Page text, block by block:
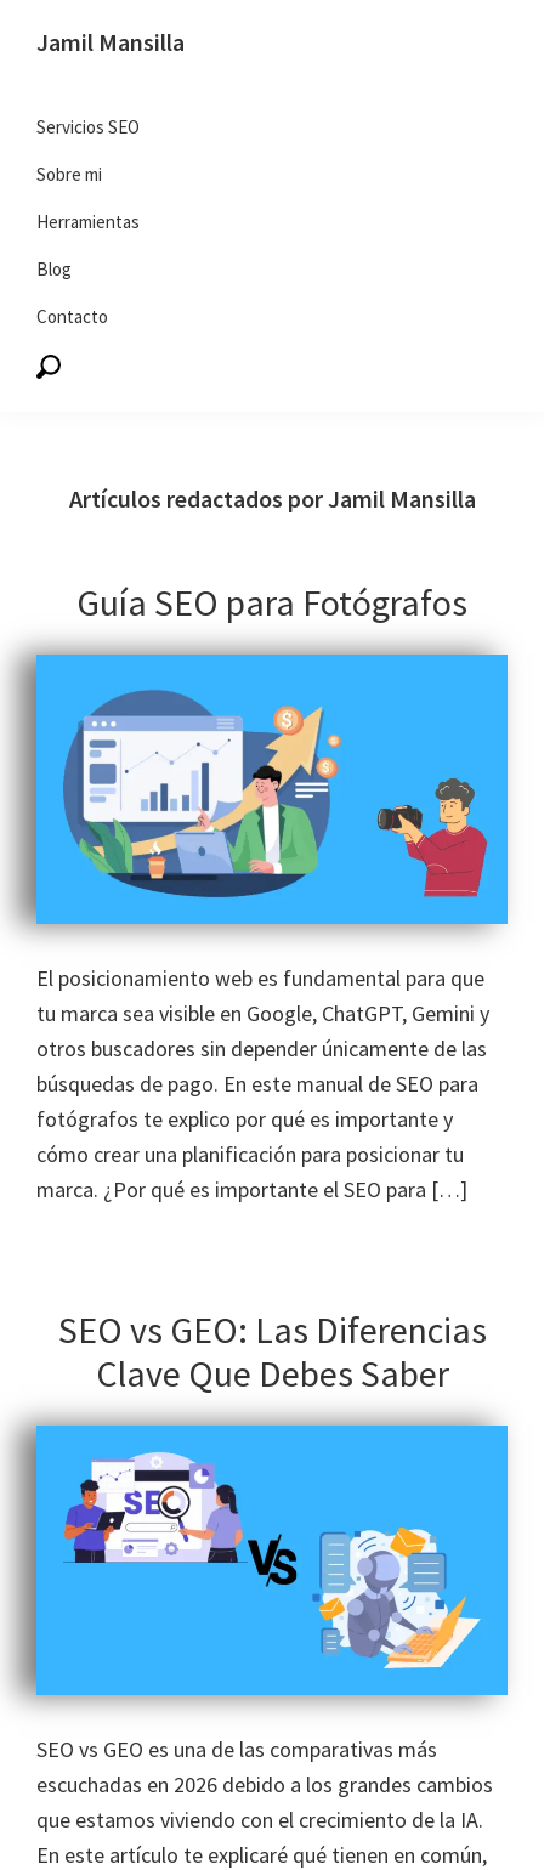
navegación
principal
Jamil Mansilla
marketing
digital
Servicios SEO
Sobre mi
Herramientas
Blog
Contacto
Artículos redactados por Jamil Mansilla
Guía SEO para Fotógrafos
El posicionamiento web es fundamental para que
tu marca sea visible en Google, ChatGPT, Gemini y
otros buscadores sin depender únicamente de las
búsquedas de pago. En este manual de SEO para
fotógrafos te explico por qué es importante y
cómo crear una planificación para posicionar tu
marca. ¿Por qué es importante el SEO para […]
SEO vs GEO: Las Diferencias
Clave Que Debes Saber
SEO vs GEO es una de las comparativas más
escuchadas en 2026 debido a los grandes cambios
que estamos viviendo con el crecimiento de la IA.
En este artículo te explicaré qué tienen en común,